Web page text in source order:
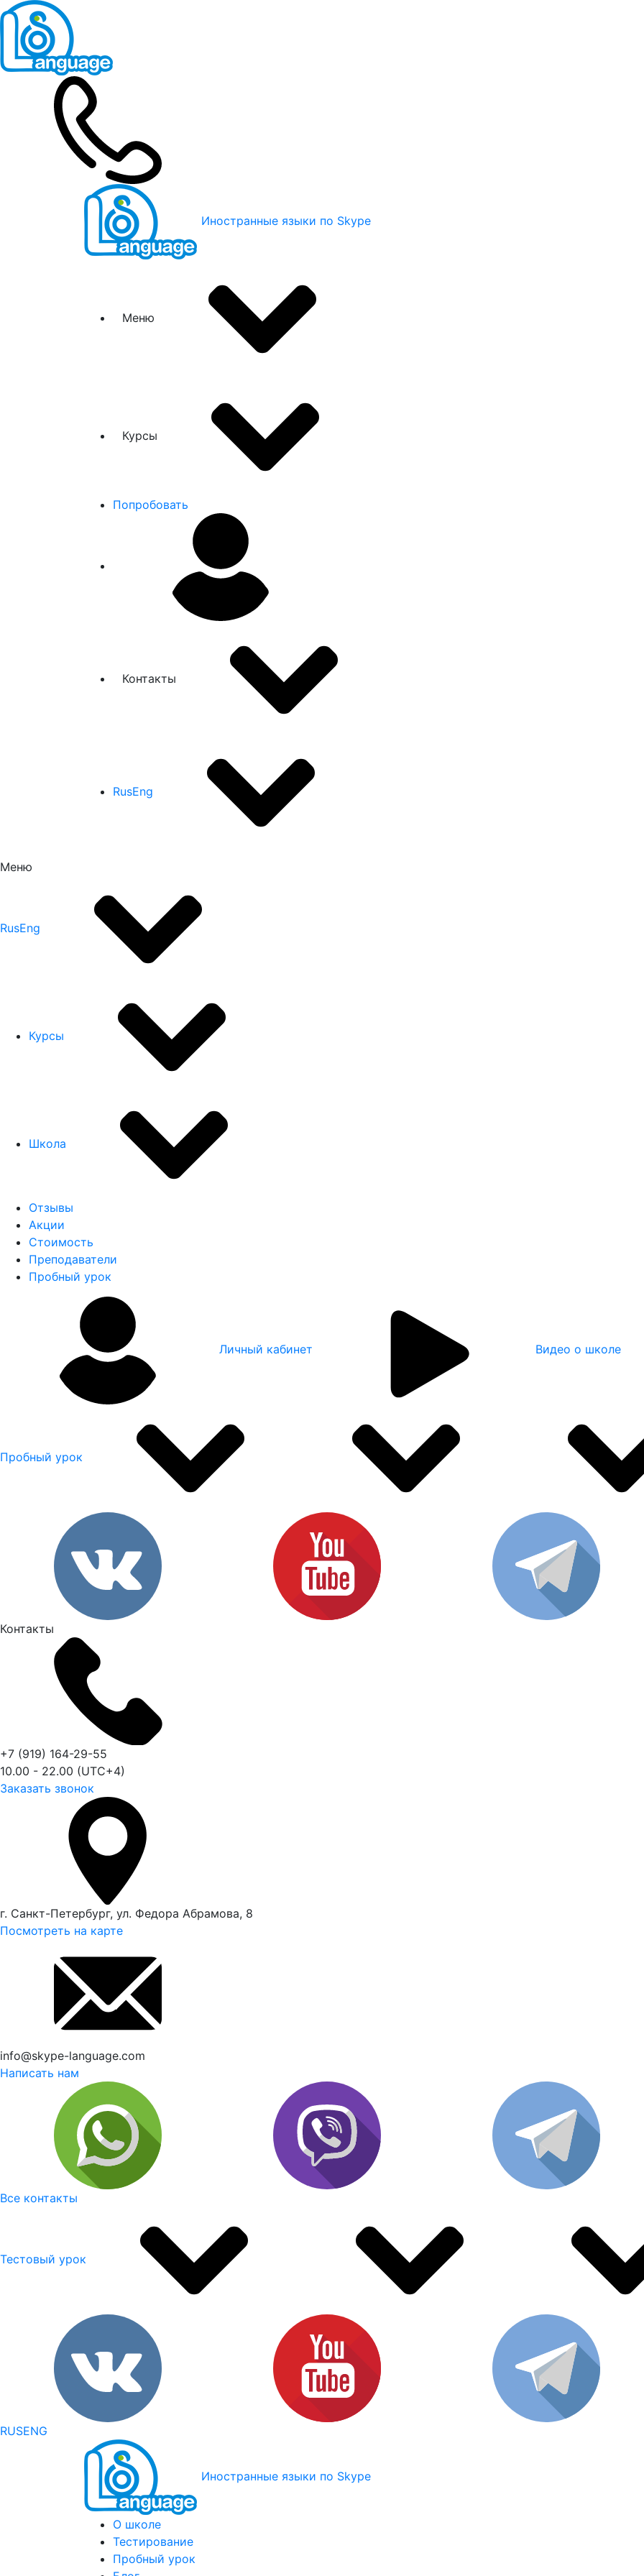
Иностранные языки по Skype
Меню
Курсы
Попробовать
Контакты
RusEng
Меню
RusEng
Курсы
Школа
Отзывы
Акции
Стоимость
Преподаватели
Пробный урок
Личный кабинет Видео о школе
Пробный урок
Контакты
+7 (919) 164-29-55
10.00 - 22.00 (UTC+4)
Заказать звонок
г. Санкт-Петербург, ул. Федора Абрамова, 8
Посмотреть на карте
info@skype-language.com
Написать нам
Все контакты
Тестовый урок
RUSENG
Иностранные языки по Skype
О школе
Тестирование
Пробный урок